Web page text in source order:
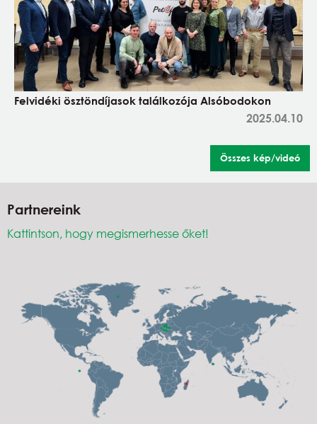
Felvidéki ösztöndíjasok találkozója Alsóbodokon
2025.04.10
Összes kép/videó
Partnereink
Kattintson, hogy megismerhesse őket!